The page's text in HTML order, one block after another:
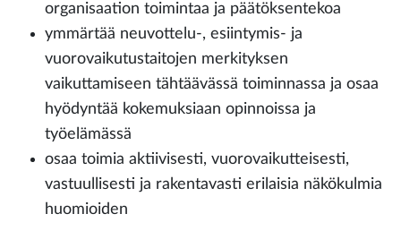
organisaation toimintaa ja päätöksentekoa
ymmärtää neuvottelu-, esiintymis- ja
vuorovaikutustaitojen merkityksen
vaikuttamiseen tähtäävässä toiminnassa ja osaa
hyödyntää kokemuksiaan opinnoissa ja
työelämässä
osaa toimia aktiivisesti, vuorovaikutteisesti,
vastuullisesti ja rakentavasti erilaisia näkökulmia
huomioiden